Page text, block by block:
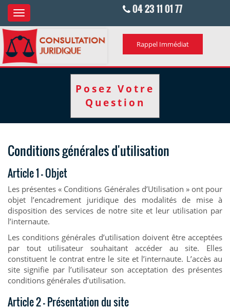
04 23 11 01 77
Rappel Immédiat
Posez Votre
Question
Conditions générales d'utilisation
Article 1 – Objet
Les présentes « Conditions Générales d’Utilisation » ont pour
objet l’encadrement juridique des modalités de mise à
disposition des services de notre site et leur utilisation par
l’internaute.
Les conditions générales d’utilisation doivent être acceptées
par tout utilisateur souhaitant accéder au site. Elles
constituent le contrat entre le site et l’internaute. L’accès au
site signifie par l’utilisateur son acceptation des présentes
conditions générales d’utilisation.
Article 2 – Présentation du site